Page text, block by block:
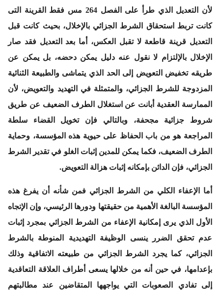
لأن التعديل الذي طرأ على الفصل 264 مس فقط القرينة التى
كانت تربط استحقاق الشرط الجزائي بالإخلال، بحيث كانت قبل
التعديل قرينة قاطعة لا تقبل العكس، أما بعد التعديل فقد صار
الإخلال بالإلتزام لا نقول عنه دليل يمكن دحضه، بل يمكن عن
طريقه تخفيض التعويض إلى الحد الذي يتماشى والطبيعة الثنائية
المزدوجة للشرط الجزائي، والمتمثلة في التهديد والتعويض، لأن
الممارسة العقدية أبانت عن استغلال الطرف الضعيف عن طريق
شروط جزائية مجحفة، وبالتالي فإن تخويل القضاء سلطة
المراجعة هو من باب الحفاظ على حيوية هذه المؤسسة، وحماية
الطرف الضعيف، فكما يمكن للمدين إثبات الغلو في تقدير الشرط
الجزائي، فإن الدائن بإمكانه إثبات هزالة التعويض.
أما الإعفاء الكلي من الشرط الجزائي فمن شأنه أن يفرغ هذه
المؤسسة البالغة الأهمية من حقيقتها ودورها الرئيسي، وإن الإتجاه
الأول الذي يرى إمكانية الإعفاء من الشرط الجزائي بمجرد إثبات
عدم تحقق الضرر ينسى الوظيفة التهديدية المنوطة بالشرط
الجزائي، كما يجرد الشرط الجزائي من طبيعته الاتفاقية وذلك
بإعدامها، في حين أنه من خلالها يسعى أطراف العلاقة التعاقدية
إلى تفادي الصعوبات التي يواجهها المتقاضين عند مطالبتهم